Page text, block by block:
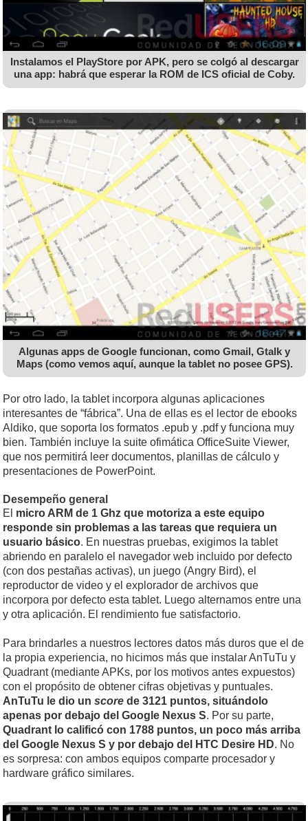
Instalamos el PlayStore por APK, pero se colgó al descargar
una app: habrá que esperar la ROM de ICS oficial de Coby.
Algunas apps de Google funcionan, como Gmail, Gtalk y
Maps (como vemos aquí, aunque la tablet no posee GPS).
Por otro lado, la tablet incorpora algunas aplicaciones
interesantes de “fábrica”. Una de ellas es el lector de ebooks
Aldiko, que soporta los formatos .epub y .pdf y funciona muy
bien. También incluye la suite ofimática OfficeSuite Viewer,
que nos permitirá leer documentos, planillas de cálculo y
presentaciones de PowerPoint.
Desempeño general
El micro ARM de 1 Ghz que motoriza a este equipo
responde sin problemas a las tareas que requiera un
usuario básico. En nuestras pruebas, exigimos la tablet
abriendo en paralelo el navegador web incluido por defecto
(con dos pestañas activas), un juego (Angry Bird), el
reproductor de video y el explorador de archivos que
incorpora por defecto esta tablet. Luego alternamos entre una
y otra aplicación. El rendimiento fue satisfactorio.
Para brindarles a nuestros lectores datos más duros que el de
la propia experiencia, no hicimos más que instalar AnTuTu y
Quadrant (mediante APKs, por los motivos antes expuestos)
con el propósito de obtener cifras objetivas y puntuales.
AnTuTu le dio un score de 3121 puntos, situándolo
apenas por debajo del Google Nexus S. Por su parte,
Quadrant lo calificó con 1788 puntos, un poco más arriba
del Google Nexus S y por debajo del HTC Desire HD. No
es sorpresa: con ambos equipos comparte procesador y
hardware gráfico similares.